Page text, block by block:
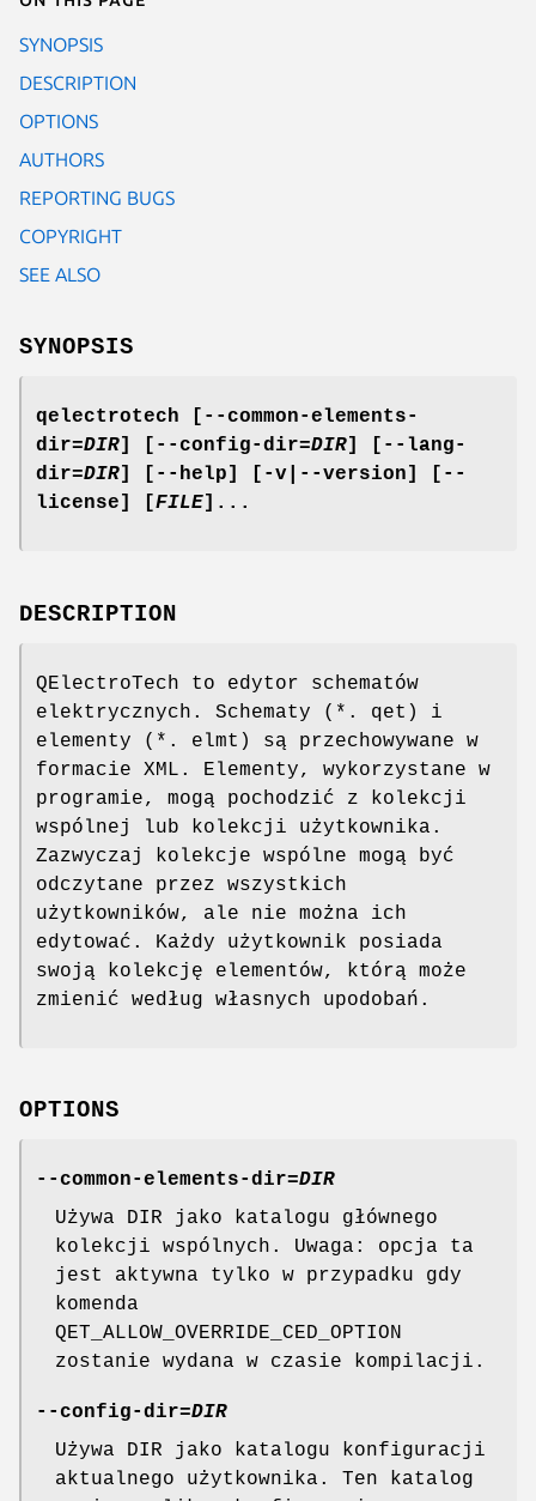
SYNOPSIS
DESCRIPTION
OPTIONS
AUTHORS
REPORTING BUGS
COPYRIGHT
SEE ALSO
SYNOPSIS
qelectrotech
[--common-elements-
dir=DIR] [--config-dir=DIR]
[--lang-
dir=DIR] [--help] [-v| --version]
[--
license]
[FILE]...
DESCRIPTION
QElectroTech to edytor schematów
elektrycznych. Schematy (*. qet) i
elementy (*. elmt) są przechowywane w
formacie XML. Elementy, wykorzystane w
programie, mogą pochodzić z kolekcji
wspólnej lub kolekcji użytkownika.
Zazwyczaj kolekcje wspólne mogą być
odczytane przez wszystkich
użytkowników, ale nie można ich
edytować. Każdy użytkownik posiada
swoją kolekcję elementów, którą może
zmienić według własnych upodobań.
OPTIONS
--common-elements-dir=DIR
Używa DIR jako katalogu głównego
kolekcji wspólnych. Uwaga: opcja ta
jest aktywna tylko w przypadku gdy
komenda
QET_ALLOW_OVERRIDE_CED_OPTION
zostanie wydana w czasie kompilacji.
--config-dir=DIR
Używa DIR jako katalogu konfiguracji
aktualnego użytkownika. Ten katalog